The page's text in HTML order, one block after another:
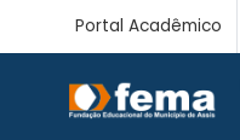
Portal Acadêmico